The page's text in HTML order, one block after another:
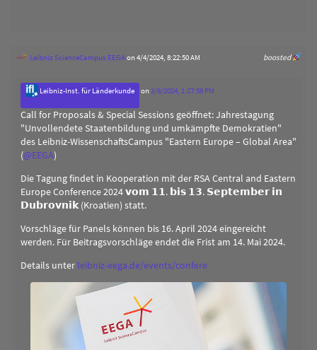
boosted
Leibniz ScienceCampus EEGAon 4/4/2024, 8:22:50 AM
Leibniz-Inst. für Länderkunde on3/6/2024, 1:27:58 PM
Call for Proposals & Special Sessions geöffnet: Jahrestagung
"Unvollendete Staatenbildung und umkämpfte Demokratien"
des Leibniz-WissenschaftsCampus "Eastern Europe – Global Area"
(@EEGA)
Die Tagung findet in Kooperation mit der RSA Central and Eastern
Europe Conference 2024 𝘃𝗼𝗺 𝟭𝟭. 𝗯𝗶𝘀 𝟭𝟯. 𝗦𝗲𝗽𝘁𝗲𝗺𝗯𝗲𝗿 𝗶𝗻
𝗗𝘂𝗯𝗿𝗼𝘃𝗻𝗶𝗸 (Kroatien) statt.
Vorschläge für Panels können bis 16. April 2024 eingereicht
werden. Für Beitragsvorschläge endet die Frist am 14. Mai 2024.
Details unter leibniz-eega.de/events/confere